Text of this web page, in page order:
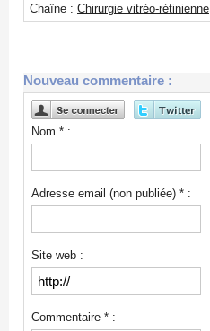
Chaîne : Chirurgie vitréo-rétinienne
Nouveau commentaire :
Nom * :
Adresse email (non publiée) * :
Site web :
Commentaire * :